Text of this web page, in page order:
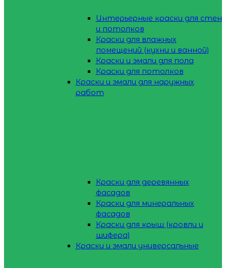
Интерьерные краски для стен
и потолков
Краски для влажных
помещений (кухни и ванной)
Краски и эмали для пола
Краски для потолков
Краски и эмали для наружных
работ
Краски для деревянных
фасадов
Краски для минеральных
фасадов
Краски для крыш (кровли и
шифера)
Краски и эмали универсальные